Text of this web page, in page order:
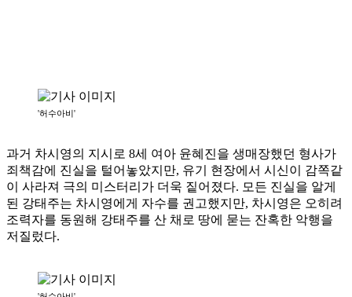
'허수아비'
과거 차시영의 지시로 8세 여아 윤혜진을 생매장했던 형사가
죄책감에 진실을 털어놓았지만, 유기 현장에서 시신이 감쪽같
이 사라져 극의 미스터리가 더욱 짙어졌다. 모든 진실을 알게
된 강태주는 차시영에게 자수를 권고했지만, 차시영은 오히려
조력자를 동원해 강태주를 산 채로 땅에 묻는 잔혹한 악행을
저질렀다.